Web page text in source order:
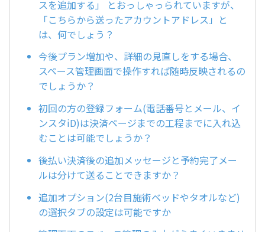
スを追加する」 とおっしゃっられていますが、
「こちらから送ったアカウントアドレス」と
は、何でしょう？
今後プラン増加や、詳細の見直しをする場合、
スペース管理画面で操作すれば随時反映されるの
でしょうか？
初回の方の登録フォーム(電話番号とメール、イ
ンスタiD)は決済ページまでの工程までに入れ込
むことは可能でしょうか？
後払い決済後の追加メッセージと予約完了メー
ルは分けて送ることできますか？
追加オプション(2台目施術ベッドやタオルなど)
の選択タブの設定は可能ですか